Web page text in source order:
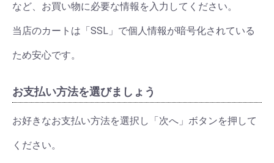
など、お買い物に必要な情報を入力してください。
当店のカートは「SSL」で個人情報が暗号化されている
ため安心です。
お支払い方法を選びましょう
お好きなお支払い方法を選択し「次へ」ボタンを押して
ください。